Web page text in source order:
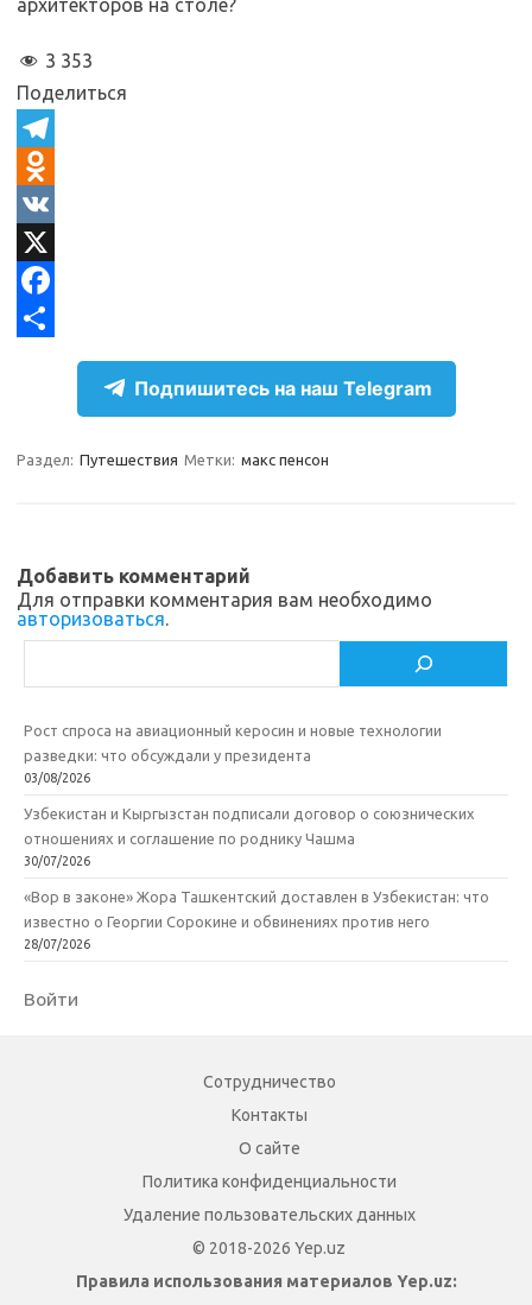
архитекторов на столе?
3 353
Поделиться
T
e
e
g
O
d
n
o
s
i
k
V
KX
F
b
k
р
и
т
Подпишитесь на наш Telegram
Раздел: Путешествия Метки: макс пенсон
Добавить комментарий
Для отправки комментария вам необходимо
авторизоваться.
Рост спроса на авиационный керосин и новые технологии
разведки: что обсуждали у президента
03/08/2026
Узбекистан и Кыргызстан подписали договор о союзнических
отношениях и соглашение по роднику Чашма
30/07/2026
«Вор в законе» Жора Ташкентский доставлен в Узбекистан: что
известно о Георгии Сорокине и обвинениях против него
28/07/2026
Войти
Сотрудничество
Контакты
О сайте
Политика конфиденциальности
Удаление пользовательских данных
© 2018-2026 Yep.uz
Правила использования материалов Yep.uz: